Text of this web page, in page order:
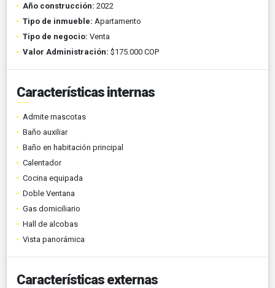
Año construcción: 2022
Tipo de inmueble: Apartamento
Tipo de negocio: Venta
Valor Administración: $175.000 COP
Características internas
Admite mascotas
Baño auxiliar
Baño en habitación principal
Calentador
Cocina equipada
Doble Ventana
Gas domiciliario
Hall de alcobas
Vista panorámica
Características externas